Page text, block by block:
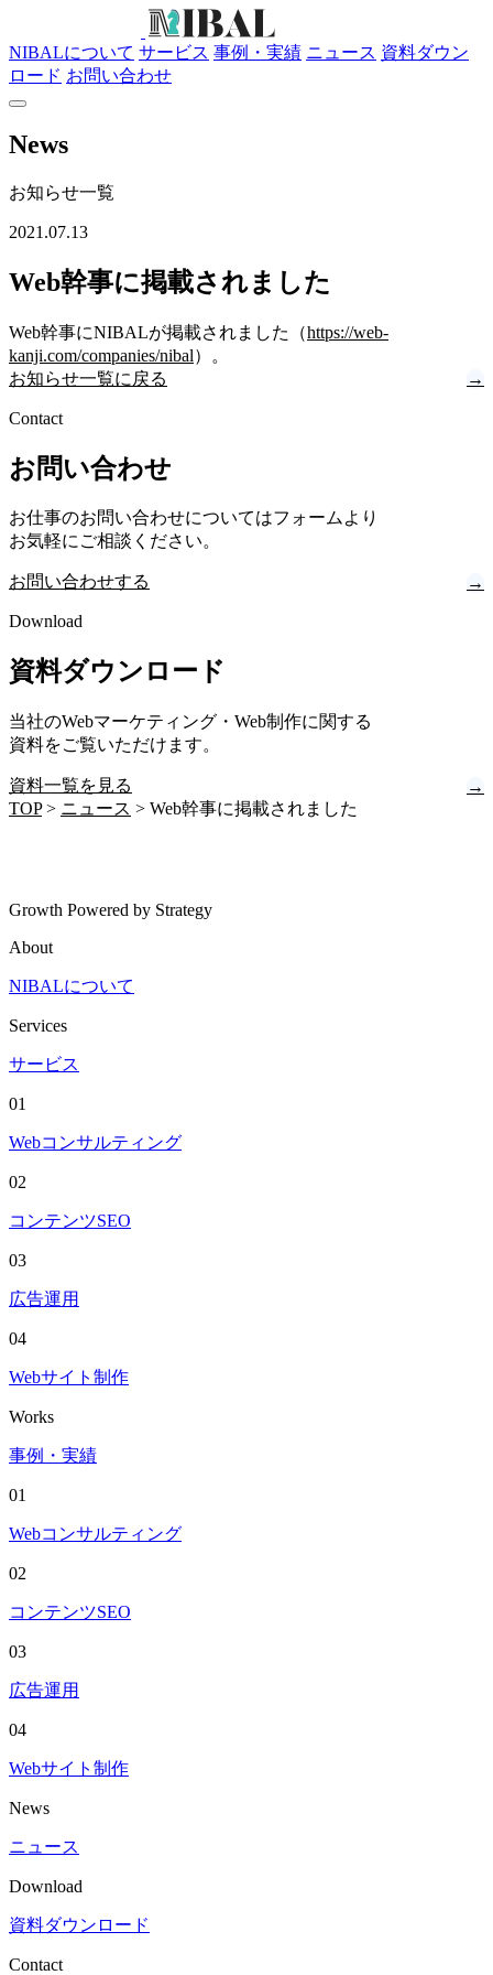
NIBALについて サービス 事例・実績 ニュース 資料ダウン
ロード お問い合わせ
News
お知らせ一覧
2021.07.13
Web幹事に掲載されました
Web幹事にNIBALが掲載されました（https://web-
kanji.com/companies/nibal）。
お知らせ一覧に戻る
→
Contact
お問い合わせ
お仕事のお問い合わせについてはフォームより
お気軽にご相談ください。
お問い合わせする →
Download
資料ダウンロード
当社のWebマーケティング・Web制作に関する
資料をご覧いただけます。
資料一覧を見る
→
TOP> ニュース > Web幹事に掲載されました
Growth Powered by Strategy
About
NIBALについて
Services
サービス
01
Webコンサルティング
02
コンテンツSEO
03
広告運用
04
Webサイト制作
Works
事例・実績
01
Webコンサルティング
02
コンテンツSEO
03
広告運用
04
Webサイト制作
News
ニュース
Download
資料ダウンロード
Contact